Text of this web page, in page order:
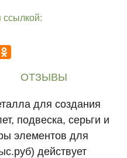
ссылкой:
ОТЗЫВЫ
для создания
подвеска, серьги и
элементов для
действует